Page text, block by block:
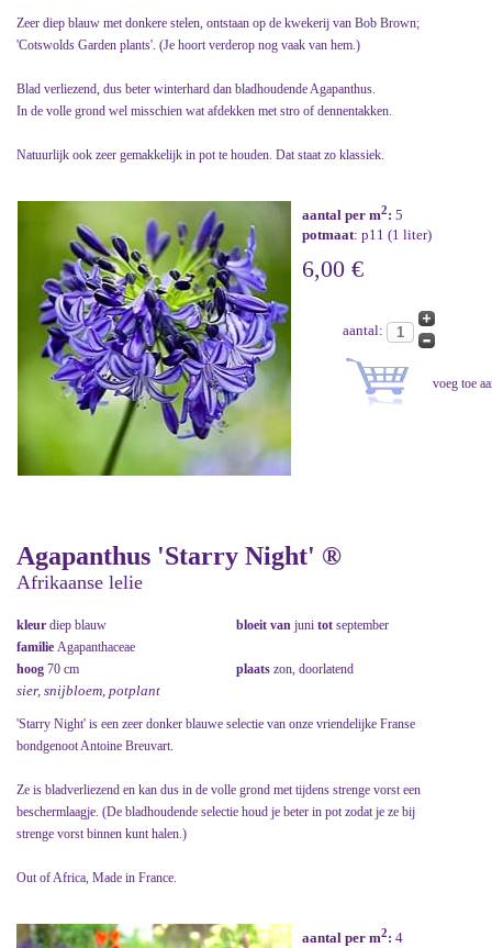
Zeer diep blauw met donkere stelen, ontstaan op de kwekerij van Bob Brown;
'Cotswolds Garden plants'. (Je hoort verderop nog vaak van hem.)
Blad verliezend, dus beter winterhard dan bladhoudende Agapanthus.
In de volle grond wel misschien wat afdekken met stro of dennentakken.
Natuurlijk ook zeer gemakkelijk in pot te houden. Dat staat zo klassiek.
aantal per m2: 5
potmaat: p11 (1 liter)
6,00 €
aantal:
Agapanthus 'Starry Night' ®
Afrikaanse lelie
kleur diep blauw bloeit van juni tot september
familie Agapanthaceae
hoog 70 cm plaats zon, doorlatend
sier, snijbloem, potplant
'Starry Night' is een zeer donker blauwe selectie van onze vriendelijke Franse
bondgenoot Antoine Breuvart.
Ze is bladverliezend en kan dus in de volle grond met tijdens strenge vorst een
beschermlaagje. (De bladhoudende selectie houd je beter in pot zodat je ze bij
strenge vorst binnen kunt halen.)
Out of Africa, Made in France.
aantal per m2: 4